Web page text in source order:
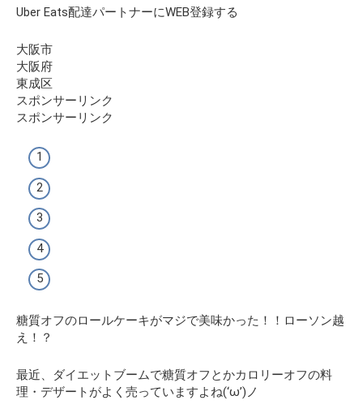
Uber Eats配達パートナーにWEB登録する
大阪市
大阪府
東成区
スポンサーリンク
スポンサーリンク
糖質オフのロールケーキがマジで美味かった！！ローソン越
え！？
最近、ダイエットブームで糖質オフとかカロリーオフの料
理・デザートがよく売っていますよね(‘ω’)ノ